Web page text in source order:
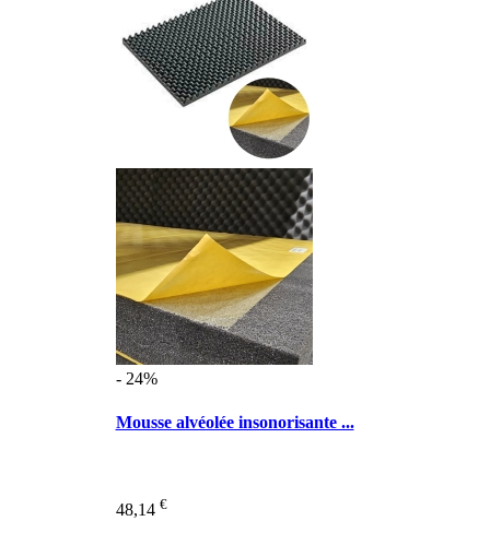
- 24%
Mousse alvéolée insonorisante ...
48,14 €